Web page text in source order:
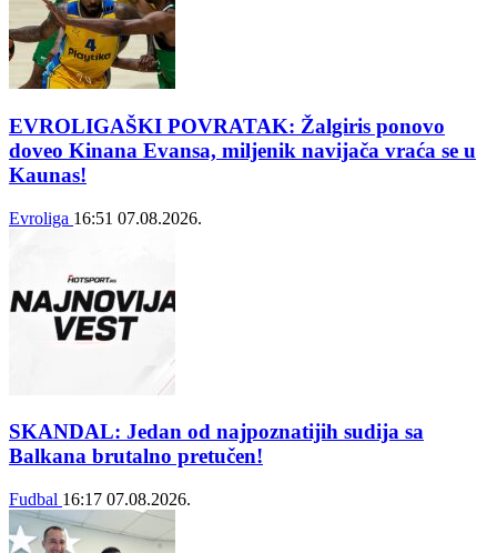
EVROLIGAŠKI POVRATAK: Žalgiris ponovo
doveo Kinana Evansa, miljenik navijača vraća se u
Kaunas!
Evroliga 16:51 07.08.2026.
SKANDAL: Jedan od najpoznatijih sudija sa
Balkana brutalno pretučen!
Fudbal 16:17 07.08.2026.